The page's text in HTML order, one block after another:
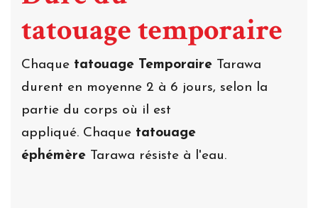
tatouage temporaire
Chaque tatouage Temporaire Tarawa
durent en moyenne 2 à 6 jours, selon la
partie du corps où il est
appliqué. Chaque tatouage
éphémère Tarawa résiste à l'eau.